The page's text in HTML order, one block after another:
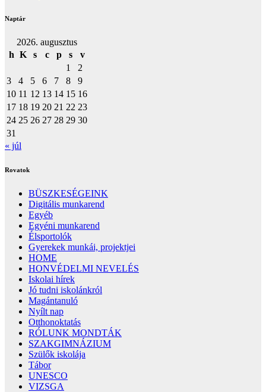
Naptár
2026. augusztus
h K s c p s
v
1
2
3
4 5 6 7 8
9
10 11 12 13 14 15 16
17 18 19 20 21 22 23
24 25 26 27 28 29 30
31
« júl
Rovatok
BÜSZKESÉGEINK
Digitális munkarend
Egyéb
Egyéni munkarend
Élsportolók
Gyerekek munkái, projektjei
HOME
HONVÉDELMI NEVELÉS
Iskolai hírek
Jó tudni iskolánkról
Magántanuló
Nyílt nap
Otthonoktatás
RÓLUNK MONDTÁK
SZAKGIMNÁZIUM
Szülők iskolája
Tábor
UNESCO
VIZSGA